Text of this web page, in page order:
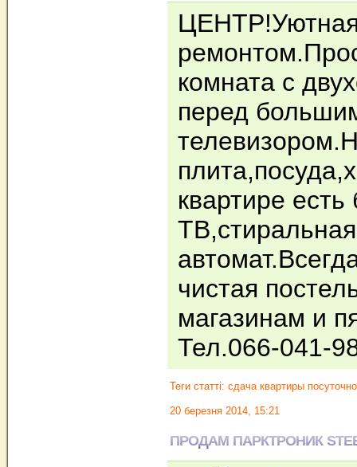
ЦЕНТР!Уютная
комната с
перед
квартире
чистая
магазинам и
Тел.066-041-
Теги статті: сдача квартиры посуточно
20 березня 2014, 15:21
ПРОДАМ ПАРКТРОНИК